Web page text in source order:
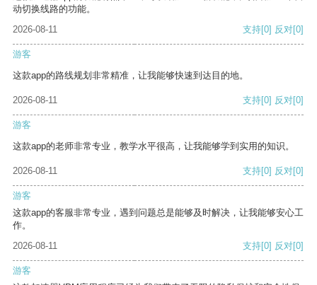
动切换线路的功能。
2026-08-11
支持[0] 反对[0]
游客
这款app的路线规划非常精准，让我能够快速到达目的地。
2026-08-11 支持[0] 反对[0]
游客
这款app的老师非常专业，教学水平很高，让我能够学到实用的知识。
2026-08-11 支持[0] 反对[0]
游客
这款app的客服非常专业，遇到问题总是能够及时解决，让我能够安心工
作。
2026-08-11
支持[0] 反对[0]
游客